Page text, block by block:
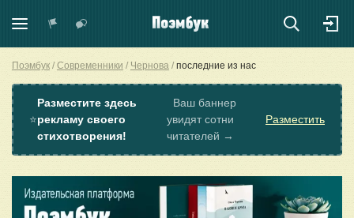
Поэмбук Современники Чернова последние из нас
⭐
Разместите здесь
рекламу своего
стихотворения!
Ваш баннер
увидят сотни
читателей →
Разместить